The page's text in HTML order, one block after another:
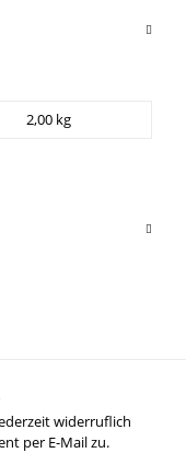
2,00 kg
widerruflich
per E-Mail zu.